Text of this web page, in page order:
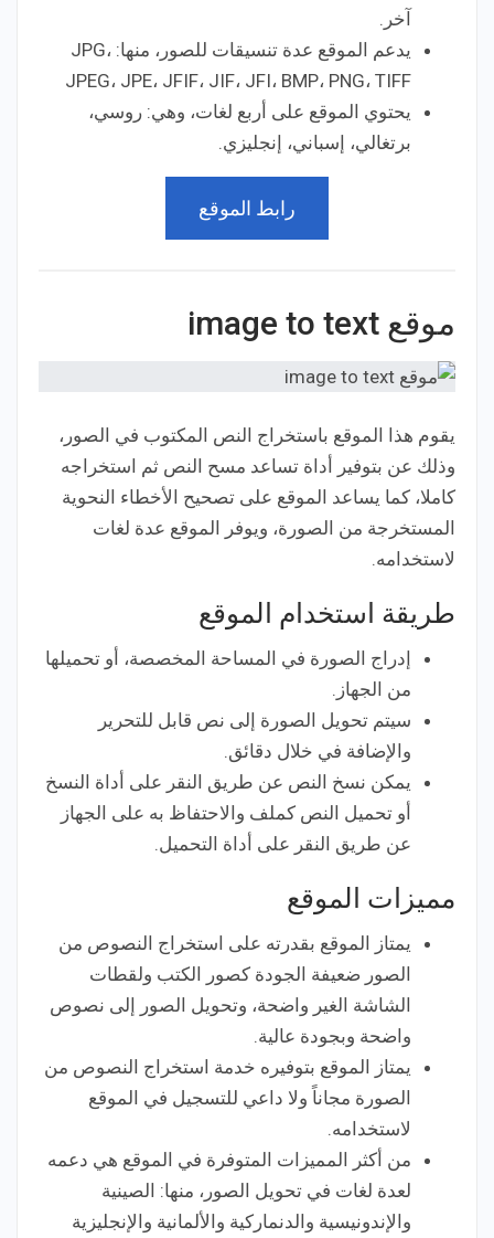
آخر.
يدعم الموقع عدة تنسيقات للصور، منها: JPG،
JPEG، JPE، JFIF، JIF، JFI، BMP، PNG، TIFF
يحتوي الموقع على أربع لغات، وهي: روسي،
برتغالي، إسباني، إنجليزي.
رابط الموقع
موقع image to text
يقوم هذا الموقع باستخراج النص المكتوب في الصور،
وذلك عن بتوفير أداة تساعد مسح النص ثم استخراجه
كاملا، كما يساعد الموقع على تصحيح الأخطاء النحوية
المستخرجة من الصورة، ويوفر الموقع عدة لغات
لاستخدامه.
طريقة استخدام الموقع
إدراج الصورة في المساحة المخصصة، أو تحميلها
من الجهاز.
سيتم تحويل الصورة إلى نص قابل للتحرير
والإضافة في خلال دقائق.
يمكن نسخ النص عن طريق النقر على أداة النسخ
أو تحميل النص كملف والاحتفاظ به على الجهاز
عن طريق النقر على أداة التحميل.
مميزات الموقع
يمتاز الموقع بقدرته على استخراج النصوص من
الصور ضعيفة الجودة كصور الكتب ولقطات
الشاشة الغير واضحة، وتحويل الصور إلى نصوص
واضحة وبجودة عالية.
يمتاز الموقع بتوفيره خدمة استخراج النصوص من
الصورة مجاناً ولا داعي للتسجيل في الموقع
لاستخدامه.
من أكثر المميزات المتوفرة في الموقع هي دعمه
لعدة لغات في تحويل الصور، منها: الصينية
والإندونيسية والدنماركية والألمانية والإنجليزية